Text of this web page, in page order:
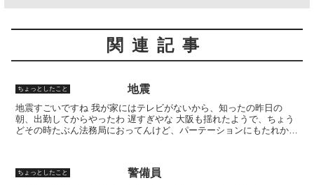
関連記事
ちょっとしたこと 地震
地震すごいですね 我が家にはテレビがないから、知ったの昨日の
朝、出勤してからやったわ 遅すぎやな 大阪も揺れたようで、ちょう
どその時たぶん法務局におってんけど、パーテーションにもたれかか
ちょっとしたこと 警備員